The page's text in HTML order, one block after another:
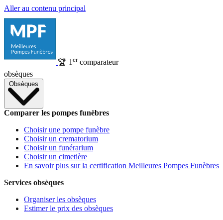
Aller au contenu principal
🏆 1 ercomparateur
obsèques
Obsèques
Comparer les pompes funèbres
Choisir une pompe funèbre
Choisir un crematorium
Choisir un funérarium
Choisir un cimetière
En savoir plus sur la certification Meilleures Pompes Funèbres
Services obsèques
Organiser les obsèques
Estimer le prix des obsèques